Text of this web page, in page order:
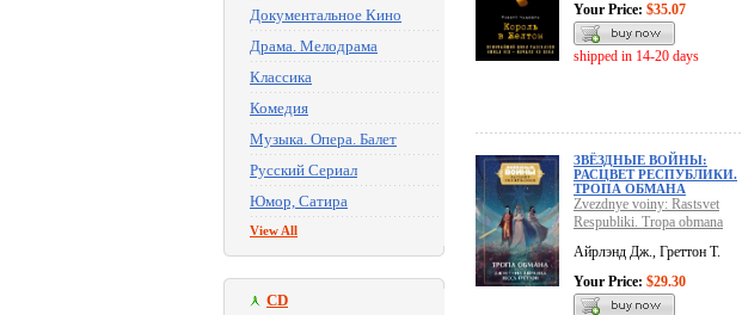
Документальное Кино
Драма. Мелодрама
Классика
Комедия
Музыка. Опера. Балет
Русский Сериал
Юмор, Сатира
View All
CD
Your Price: $35.07
shipped in 14-20 days
ЗВЁЗДНЫЕ ВОЙНЫ:
РАСЦВЕТ РЕСПУБЛИКИ.
ТРОПА ОБМАНА
Zvezdnye voiny: Rastsvet
Respubliki. Tropa obmana
Айрлэнд Дж., Греттон Т.
Your Price: $29.30